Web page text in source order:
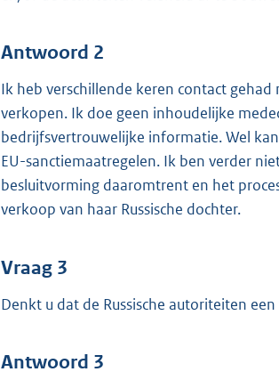
Antwoord 2
Ik heb verschillende keren contact
verkopen. Ik doe geen inhoudelijke
bedrijfsvertrouwelijke informatie. Wel
EU-sanctiemaatregelen. Ik ben verder
besluitvorming daaromtrent en het
verkoop van haar Russische dochter.
Vraag 3
Denkt u dat de Russische autoriteiten
Antwoord 3